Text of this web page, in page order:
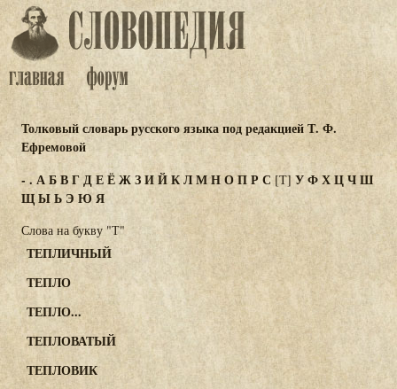
Толковый словарь русского языка под редакцией Т. Ф.
Ефремовой
- . АБВГДЕЁЖЗИЙКЛМНОПР С [Т] УФХЦЧШ
ЩЫЬЭ ЮЯ
Слова на букву "Т"
ТЕПЛИЧНЫЙ
ТЕПЛО
ТЕПЛО...
ТЕПЛОВАТЫЙ
ТЕПЛОВИК